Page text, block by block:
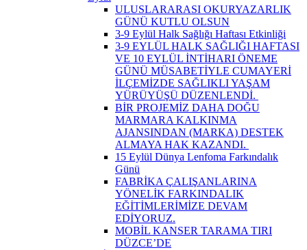
ULUSLARARASI OKURYAZARLIK
GÜNÜ KUTLU OLSUN
3-9 Eylül Halk Sağlığı Haftası Etkinliği
3-9 EYLÜL HALK SAĞLIĞI HAFTASI
VE 10 EYLÜL İNTİHARI ÖNEME
GÜNÜ MÜSABETİYLE CUMAYERİ
İLÇEMİZDE SAĞLIKLI YAŞAM
YÜRÜYÜŞÜ DÜZENLENDİ. ​
BİR PROJEMİZ DAHA DOĞU
MARMARA KALKINMA
AJANSINDAN (MARKA) DESTEK
ALMAYA HAK KAZANDI. ​
15 Eylül Dünya Lenfoma Farkındalık
Günü
FABRİKA ÇALIŞANLARINA
YÖNELİK FARKINDALIK
EĞİTİMLERİMİZE DEVAM
EDİYORUZ.
MOBİL KANSER TARAMA TIRI
DÜZCE’DE